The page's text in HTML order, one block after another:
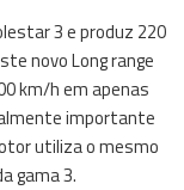
3 e produz 220
novo Long range
km/h em apenas
importante
utiliza o mesmo
gama 3.